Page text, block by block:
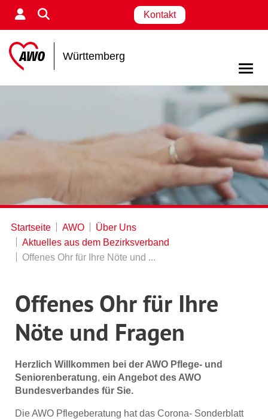
Kontakt
Württemberg
Startseite AWO
Über Uns
Aktuelles aus dem Bezirksverband
Offenes Ohr für Ihre Nöte und ...
Offenes Ohr für Ihre
Nöte und Fragen
Herzlich Willkommen bei der AWO Pflege- und
Seniorenberatung, ein Angebot des AWO
Bundesverbandes für Sie.
Die AWO Pflegeberatung hat das Corona- Sonderblatt